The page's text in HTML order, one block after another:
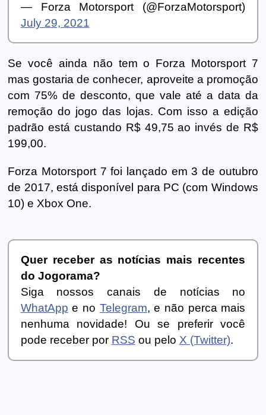
— Forza Motorsport (@ForzaMotorsport)
July 29, 2021
Se você ainda não tem o Forza Motorsport 7
mas gostaria de conhecer, aproveite a promoção
com 75% de desconto, que vale até a data da
remoção do jogo das lojas. Com isso a edição
padrão está custando R$ 49,75 ao invés de R$
199,00.
Forza Motorsport 7 foi lançado em 3 de outubro
de 2017, está disponível para PC (com Windows
10) e Xbox One.
Quer receber as notícias mais recentes
do Jogorama?
Siga nossos canais de notícias no
WhatApp e no Telegram, e não perca mais
nenhuma novidade! Ou se preferir você
pode receber por RSS ou pelo X (Twitter).